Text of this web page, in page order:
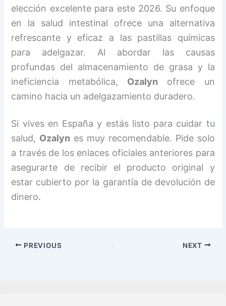
elección excelente para este 2026. Su enfoque
en la salud intestinal ofrece una alternativa
refrescante y eficaz a las pastillas químicas
para adelgazar. Al abordar las causas
profundas del almacenamiento de grasa y la
ineficiencia metabólica, Ozalyn ofrece un
camino hacia un adelgazamiento duradero.
Si vives en España y estás listo para cuidar tu
salud, Ozalyn es muy recomendable. Pide solo
a través de los enlaces oficiales anteriores para
asegurarte de recibir el producto original y
estar cubierto por la garantía de devolución de
dinero.
PREVIOUS NEXT